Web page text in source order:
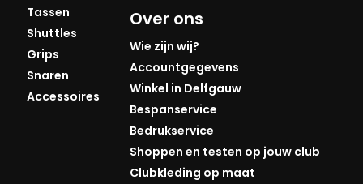
Tassen
Shuttles
Grips
Snaren
Accessoires
Over ons
Wie zijn wij?
Accountgegevens
Winkel in Delfgauw
Bespanservice
Bedrukservice
Shoppen en testen op jouw club
Clubkleding op maat